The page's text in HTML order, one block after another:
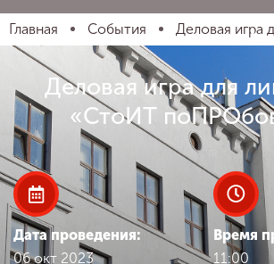
Главная
Об университете
Абитуриенту
Главная События Деловая игра
Деловая игра для
«СтоИТ
Дата проведения:
06 окт 2023
Время
11:00